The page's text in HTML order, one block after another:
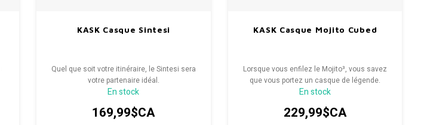
KASK Casque Sintesi
Quel que soit votre itinéraire, le Sintesi sera
votre partenaire idéal.
En stock
169,99$CA
KASK Casque Mojito Cubed
Lorsque vous enfilez le Mojito³, vous savez
que vous portez un casque de légende.
En stock
229,99$CA